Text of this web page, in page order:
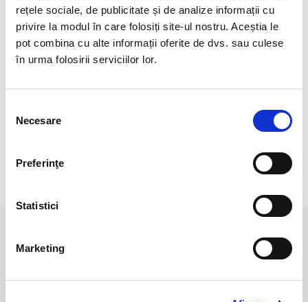
rețele sociale, de publicitate și de analize informații cu
privire la modul în care folosiți site-ul nostru. Aceștia le
pot combina cu alte informații oferite de dvs. sau culese
în urma folosirii serviciilor lor.
consimțământului
Necesare
Preferinţe
Statistici
Marketing
Prezinta imperfectiuni.
Cristal Unicat. Veti primi exact produsul din imagine.
Pozele sunt realizate cu aparat profesionist sub lumina alba.
mobilului/tabletei/laptopului dumneavoastra.